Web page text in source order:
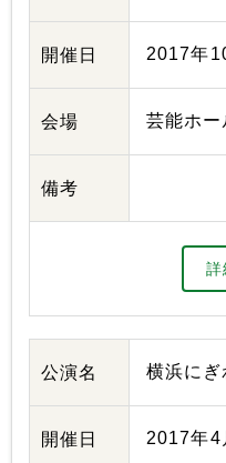
開催日 2017年
会場 芸能ホー
備考
詳
公演名 横浜に
開催日 2017年4